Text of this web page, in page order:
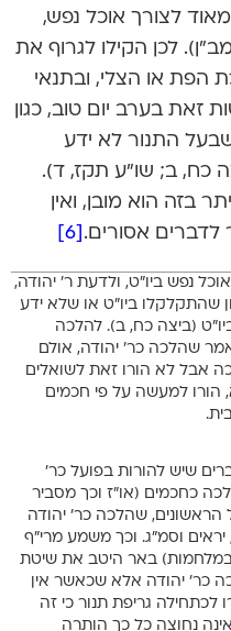
לצורך אוכל נפש,
לכן הקילו לגרוף את
הפת או הצלי, ובתנאי
זאת בערב יום טוב, כגון
התנור לא ידע
כח, ב; שו”ע תקז, ד).
בזה הוא מובן, ואין
לדברים אסורים.
נפש ביו”ט, ולדעת ר’ יהודה,
שהתקלקלו ביו”ט או שלא ידע
(ביצה כח, ב). להלכה
שהלכה כר’ יהודה, אולם
אבל לא הורו זאת לשואלים
הורו למעשה על פי חכמים
שיש להורות בפועל כר’
כחכמים (או”ז וכך מסביר
שהלכה כר’ יהודה
יראים וסמ”ג. וכך משמע מרי”ף
(במלחמות) באר היטב את שיטת
כר’ יהודה אלא שכאשר אין
לכתחילה גריפת תנור כי זה
נחוצה כל כך הותרה